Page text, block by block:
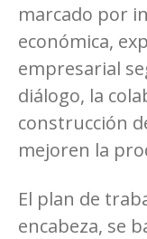
marcado por
económica,
empresarial
diálogo, la
construcción
mejoren la
El plan de
encabeza, se